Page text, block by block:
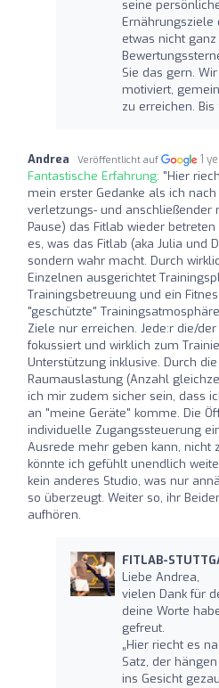
seine
Ernährungsziele
etwas nicht
Sie das gern.
motiviert,
zu erreichen.
Andrea Veröffentlicht auf 1
Fantastische Erfahrung: "Hier
mein erster Gedanke als ich
verletzungs- und anschließender
Pause) das Fitlab wieder
es, was das Fitlab (aka Julia und
sondern wahr macht. Durch
Einzelnen ausgerichtet
Trainingsbetreuung und ein
"geschützte"
Ziele nur erreichen. Jede:r die/
fokussiert und wirklich zum
Unterstützung inklusive. Durch
Raumauslastung (Anzahl
ich mir zudem sicher sein, dass
an "meine Geräte" komme. Die
individuelle Zugangssteuerung
Ausrede mehr geben kann, nicht
könnte ich gefühlt unendlich
kein anderes Studio, was nur
so überzeugt. Weiter so, ihr
aufhören.
FITLAB-
Liebe Andrea,
vielen Dank für
deine Worte
gefreut.
„Hier riecht es
Satz, der
ins Gesicht